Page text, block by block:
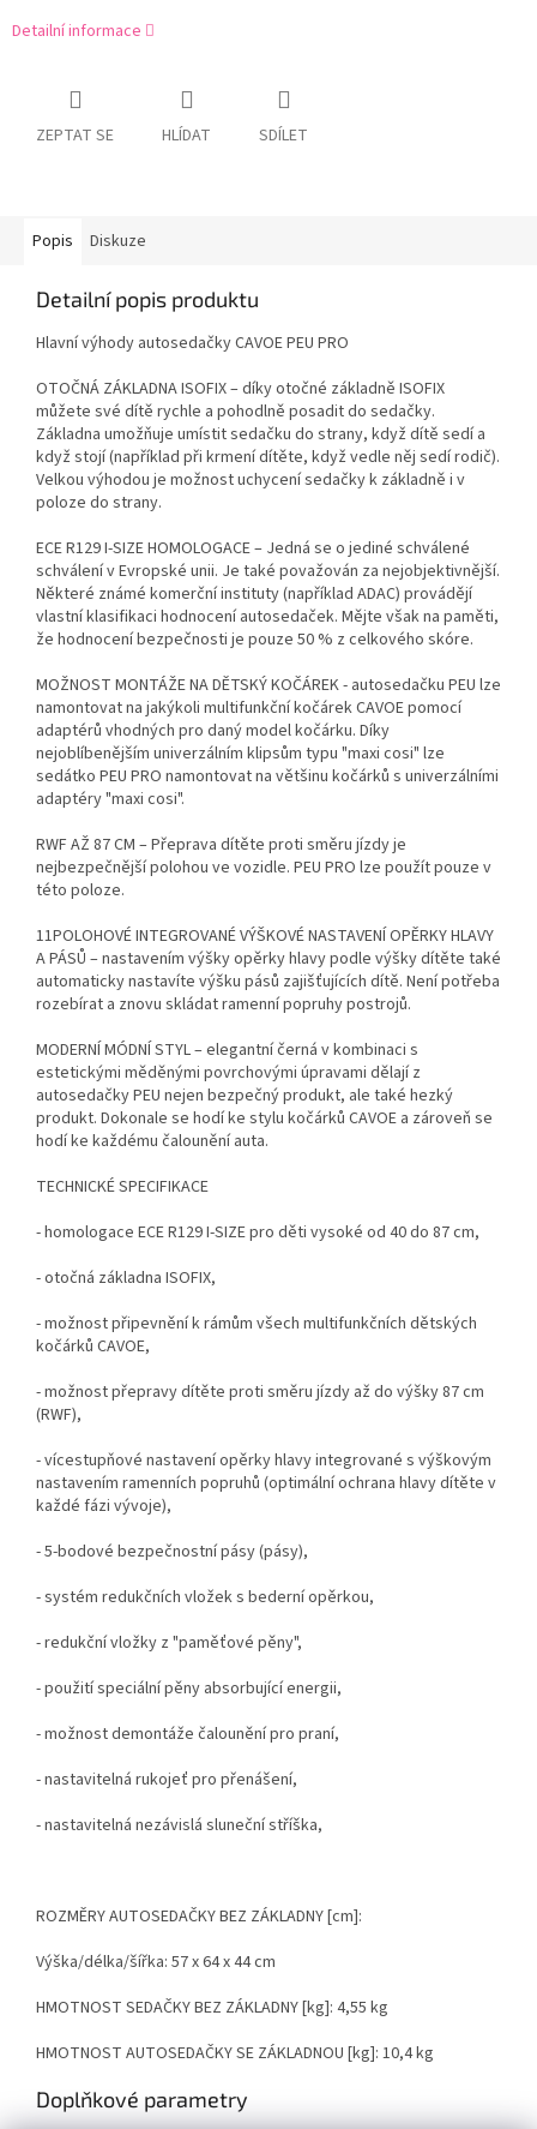
Detailní informace
ZEPTAT SE HLÍDAT SDÍLET
Popis Diskuze
Detailní popis produktu
Hlavní výhody autosedačky CAVOE PEU PRO
OTOČNÁ ZÁKLADNA ISOFIX – díky otočné základně ISOFIX
můžete své dítě rychle a pohodlně posadit do sedačky.
Základna umožňuje umístit sedačku do strany, když dítě sedí a
když stojí (například při krmení dítěte, když vedle něj sedí rodič).
Velkou výhodou je možnost uchycení sedačky k základně i v
poloze do strany.
ECE R129 I-SIZE HOMOLOGACE – Jedná se o jediné schválené
schválení v Evropské unii. Je také považován za nejobjektivnější.
Některé známé komerční instituty (například ADAC) provádějí
vlastní klasifikaci hodnocení autosedaček. Mějte však na paměti,
že hodnocení bezpečnosti je pouze 50 % z celkového skóre.
MOŽNOST MONTÁŽE NA DĚTSKÝ KOČÁREK - autosedačku PEU lze
namontovat na jakýkoli multifunkční kočárek CAVOE pomocí
adaptérů vhodných pro daný model kočárku. Díky
nejoblíbenějším univerzálním klipsům typu "maxi cosi" lze
sedátko PEU PRO namontovat na většinu kočárků s univerzálními
adaptéry "maxi cosi".
RWF AŽ 87 CM – Přeprava dítěte proti směru jízdy je
nejbezpečnější polohou ve vozidle. PEU PRO lze použít pouze v
této poloze.
11POLOHOVÉ INTEGROVANÉ VÝŠKOVÉ NASTAVENÍ OPĚRKY HLAVY
A PÁSŮ – nastavením výšky opěrky hlavy podle výšky dítěte také
automaticky nastavíte výšku pásů zajišťujících dítě. Není potřeba
rozebírat a znovu skládat ramenní popruhy postrojů.
MODERNÍ MÓDNÍ STYL – elegantní černá v kombinaci s
estetickými měděnými povrchovými úpravami dělají z
autosedačky PEU nejen bezpečný produkt, ale také hezký
produkt. Dokonale se hodí ke stylu kočárků CAVOE a zároveň se
hodí ke každému čalounění auta.
TECHNICKÉ SPECIFIKACE
- homologace ECE R129 I-SIZE pro děti vysoké od 40 do 87 cm,
- otočná základna ISOFIX,
- možnost připevnění k rámům všech multifunkčních dětských
kočárků CAVOE,
- možnost přepravy dítěte proti směru jízdy až do výšky 87 cm
(RWF),
- vícestupňové nastavení opěrky hlavy integrované s výškovým
nastavením ramenních popruhů (optimální ochrana hlavy dítěte v
každé fázi vývoje),
- 5-bodové bezpečnostní pásy (pásy),
- systém redukčních vložek s bederní opěrkou,
- redukční vložky z "paměťové pěny",
- použití speciální pěny absorbující energii,
- možnost demontáže čalounění pro praní,
- nastavitelná rukojeť pro přenášení,
- nastavitelná nezávislá sluneční stříška,
ROZMĚRY AUTOSEDAČKY BEZ ZÁKLADNY [cm]:
Výška/délka/šířka: 57 x 64 x 44 cm
HMOTNOST SEDAČKY BEZ ZÁKLADNY [kg]: 4,55 kg
HMOTNOST AUTOSEDAČKY SE ZÁKLADNOU [kg]: 10,4 kg
Doplňkové parametry